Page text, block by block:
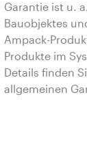
Garantie ist u.
Bauobjektes
Ampack-
Produkte im
Details finden
allgemeinen